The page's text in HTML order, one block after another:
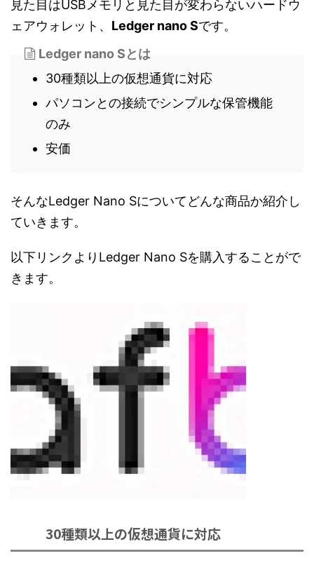
見た目はUSBメモリと見た目が変わらないハードウ
ェアウォレット、 Ledger nano Sです。
Ledger nano Sとは
30種類以上の仮想通貨に対応
パソコンとの接続でシンプルな保管機能
のみ
安価
そんなLedger Nano Sについてどんな商品か紹介し
ていきます。
以下リンクよりLedger Nano Sを購入することがで
きます。
30種類以上の仮想通貨に対応